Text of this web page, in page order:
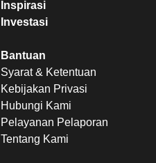
Inspirasi
Investasi
Bantuan
Syarat & Ketentuan
Kebijakan Privasi
Hubungi Kami
Pelayanan Pelaporan
Tentang Kami